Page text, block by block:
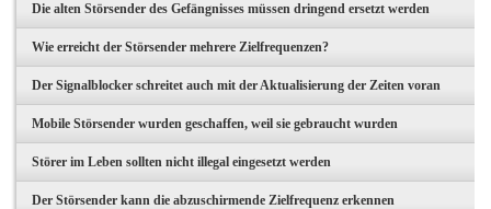
Die alten Störsender des Gefängnisses müssen dringend ersetzt werden
Wie erreicht der Störsender mehrere Zielfrequenzen?
Der Signalblocker schreitet auch mit der Aktualisierung der Zeiten voran
Mobile Störsender wurden geschaffen, weil sie gebraucht wurden
Störer im Leben sollten nicht illegal eingesetzt werden
Der Störsender kann die abzuschirmende Zielfrequenz erkennen